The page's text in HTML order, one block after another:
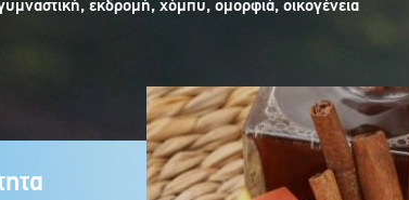
εκδρομή, χόμπυ, ομορφιά, οικογένεια